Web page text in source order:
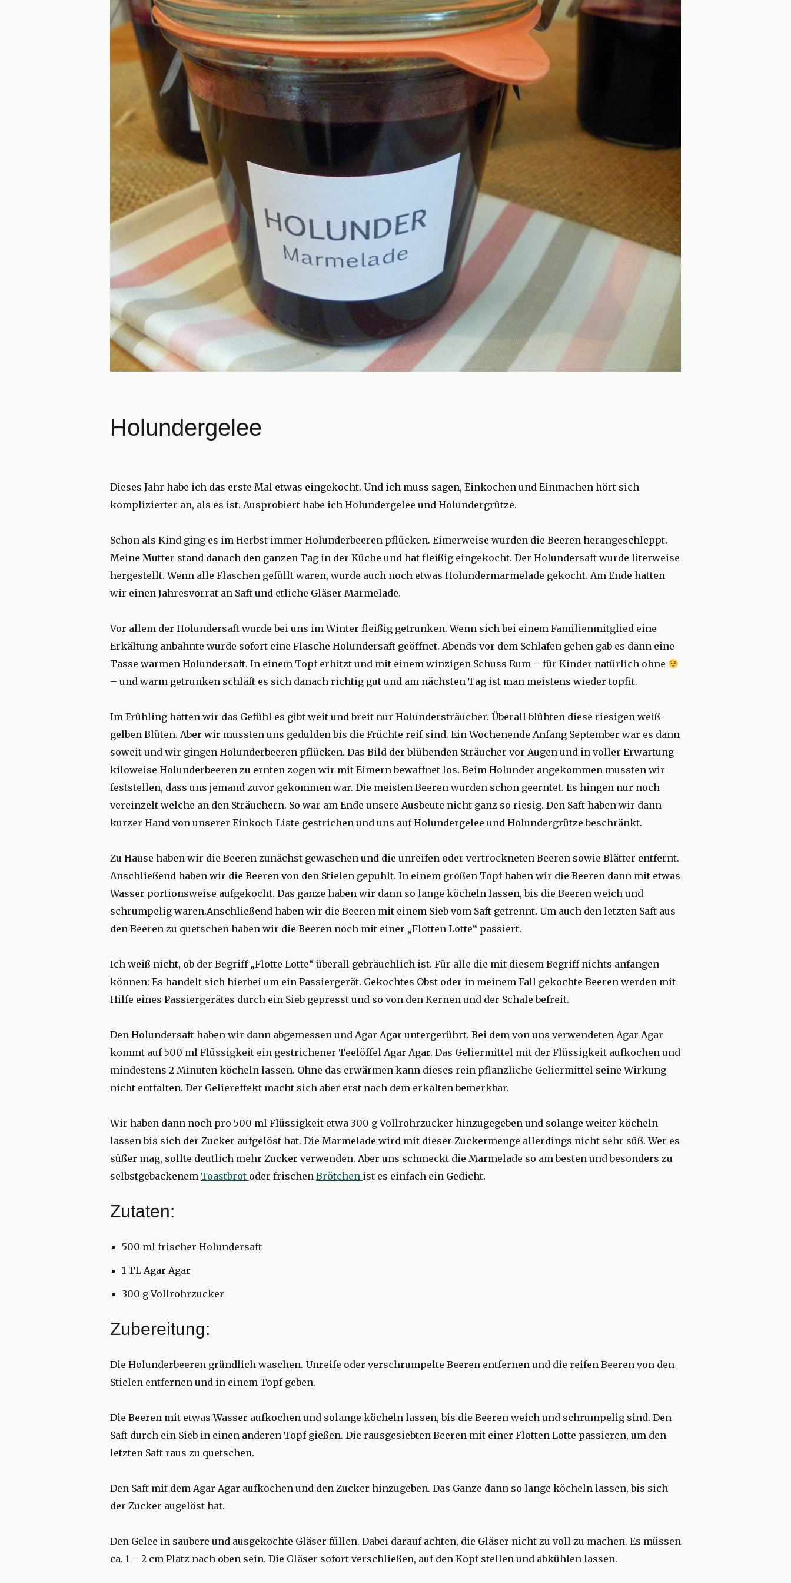
Holundergelee
Dieses Jahr habe ich das erste Mal etwas eingekocht. Und ich muss sagen, Einkochen und Einmachen hört sich
komplizierter an, als es ist. Ausprobiert habe ich Holundergelee und Holundergrütze.
Schon als Kind ging es im Herbst immer Holunderbeeren pflücken. Eimerweise wurden die Beeren herangeschleppt.
Meine Mutter stand danach den ganzen Tag in der Küche und hat fleißig eingekocht. Der Holundersaft wurde literweise
hergestellt. Wenn alle Flaschen gefüllt waren, wurde auch noch etwas Holundermarmelade gekocht. Am Ende hatten
wir einen Jahresvorrat an Saft und etliche Gläser Marmelade.
Vor allem der Holundersaft wurde bei uns im Winter fleißig getrunken. Wenn sich bei einem Familienmitglied eine
Erkältung anbahnte wurde sofort eine Flasche Holundersaft geöffnet. Abends vor dem Schlafen gehen gab es dann eine
Tasse warmen Holundersaft. In einem Topf erhitzt und mit einem winzigen Schuss Rum – für Kinder natürlich ohne
– und warm getrunken schläft es sich danach richtig gut und am nächsten Tag ist man meistens wieder topfit.
Im Frühling hatten wir das Gefühl es gibt weit und breit nur Holundersträucher. Überall blühten diese riesigen weiß-
gelben Blüten. Aber wir mussten uns gedulden bis die Früchte reif sind. Ein Wochenende Anfang September war es dann
soweit und wir gingen Holunderbeeren pflücken. Das Bild der blühenden Sträucher vor Augen und in voller Erwartung
kiloweise Holunderbeeren zu ernten zogen wir mit Eimern bewaffnet los. Beim Holunder angekommen mussten wir
feststellen, dass uns jemand zuvor gekommen war. Die meisten Beeren wurden schon geerntet. Es hingen nur noch
vereinzelt welche an den Sträuchern. So war am Ende unsere Ausbeute nicht ganz so riesig. Den Saft haben wir dann
kurzer Hand von unserer Einkoch-Liste gestrichen und uns auf Holundergelee und Holundergrütze beschränkt.
Zu Hause haben wir die Beeren zunächst gewaschen und die unreifen oder vertrockneten Beeren sowie Blätter entfernt.
Anschließend haben wir die Beeren von den Stielen gepuhlt. In einem großen Topf haben wir die Beeren dann mit etwas
Wasser portionsweise aufgekocht. Das ganze haben wir dann so lange köcheln lassen, bis die Beeren weich und
schrumpelig waren.Anschließend haben wir die Beeren mit einem Sieb vom Saft getrennt. Um auch den letzten Saft aus
den Beeren zu quetschen haben wir die Beeren noch mit einer „Flotten Lotte“ passiert.
Ich weiß nicht, ob der Begriff „Flotte Lotte“ überall gebräuchlich ist. Für alle die mit diesem Begriff nichts anfangen
können: Es handelt sich hierbei um ein Passiergerät. Gekochtes Obst oder in meinem Fall gekochte Beeren werden mit
Hilfe eines Passiergerätes durch ein Sieb gepresst und so von den Kernen und der Schale befreit.
Den Holundersaft haben wir dann abgemessen und Agar Agar untergerührt. Bei dem von uns verwendeten Agar Agar
kommt auf 500 ml Flüssigkeit ein gestrichener Teelöffel Agar Agar. Das Geliermittel mit der Flüssigkeit aufkochen und
mindestens 2 Minuten köcheln lassen. Ohne das erwärmen kann dieses rein pflanzliche Geliermittel seine Wirkung
nicht entfalten. Der Geliereffekt macht sich aber erst nach dem erkalten bemerkbar.
Wir haben dann noch pro 500 ml Flüssigkeit etwa 300 g Vollrohrzucker hinzugegeben und solange weiter köcheln
lassen bis sich der Zucker aufgelöst hat. Die Marmelade wird mit dieser Zuckermenge allerdings nicht sehr süß. Wer es
süßer mag, sollte deutlich mehr Zucker verwenden. Aber uns schmeckt die Marmelade so am besten und besonders zu
selbstgebackenem Toastbrot oder frischen Brötchen ist es einfach ein Gedicht.
Zutaten:
500 ml frischer Holundersaft
1 TL Agar Agar
300 g Vollrohrzucker
Zubereitung:
Die Holunderbeeren gründlich waschen. Unreife oder verschrumpelte Beeren entfernen und die reifen Beeren von den
Stielen entfernen und in einem Topf geben.
Die Beeren mit etwas Wasser aufkochen und solange köcheln lassen, bis die Beeren weich und schrumpelig sind. Den
Saft durch ein Sieb in einen anderen Topf gießen. Die rausgesiebten Beeren mit einer Flotten Lotte passieren, um den
letzten Saft raus zu quetschen.
Den Saft mit dem Agar Agar aufkochen und den Zucker hinzugeben. Das Ganze dann so lange köcheln lassen, bis sich
der Zucker augelöst hat.
Den Gelee in saubere und ausgekochte Gläser füllen. Dabei darauf achten, die Gläser nicht zu voll zu machen. Es müssen
ca. 1 – 2 cm Platz nach oben sein. Die Gläser sofort verschließen, auf den Kopf stellen und abkühlen lassen.